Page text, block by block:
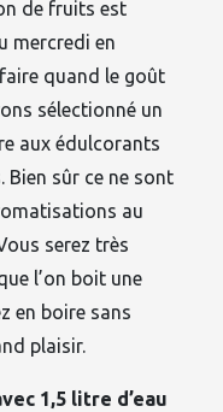
de fruits est
mercredi en
quand le goût
sélectionné un
aux édulcorants
Bien sûr ce ne sont
au
serez très
l’on boit une
en boire sans
plaisir.
1,5 litre d’eau